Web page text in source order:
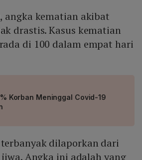
angka kematian akibat
drastis. Kasus kematian
di 100 dalam empat hari
Korban Meninggal Covid-19
dilaporkan dari
Angka ini adalah yang